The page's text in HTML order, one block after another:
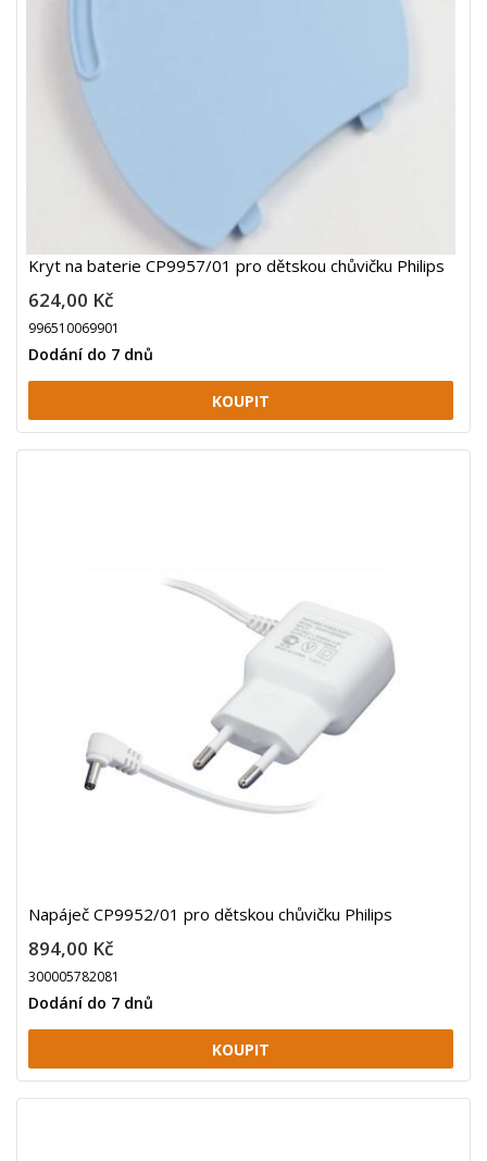
Kryt na baterie CP9957/01 pro dětskou chůvičku Philips
624,00 Kč
996510069901
Dodání do 7 dnů
Napáječ CP9952/01 pro dětskou chůvičku Philips
894,00 Kč
300005782081
Dodání do 7 dnů